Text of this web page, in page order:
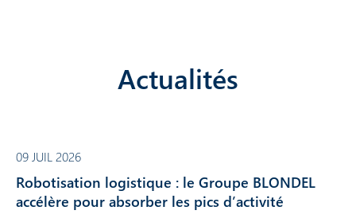
Actualités
09 JUIL 2026
Robotisation logistique : le Groupe BLONDEL
accélère pour absorber les pics d’activité